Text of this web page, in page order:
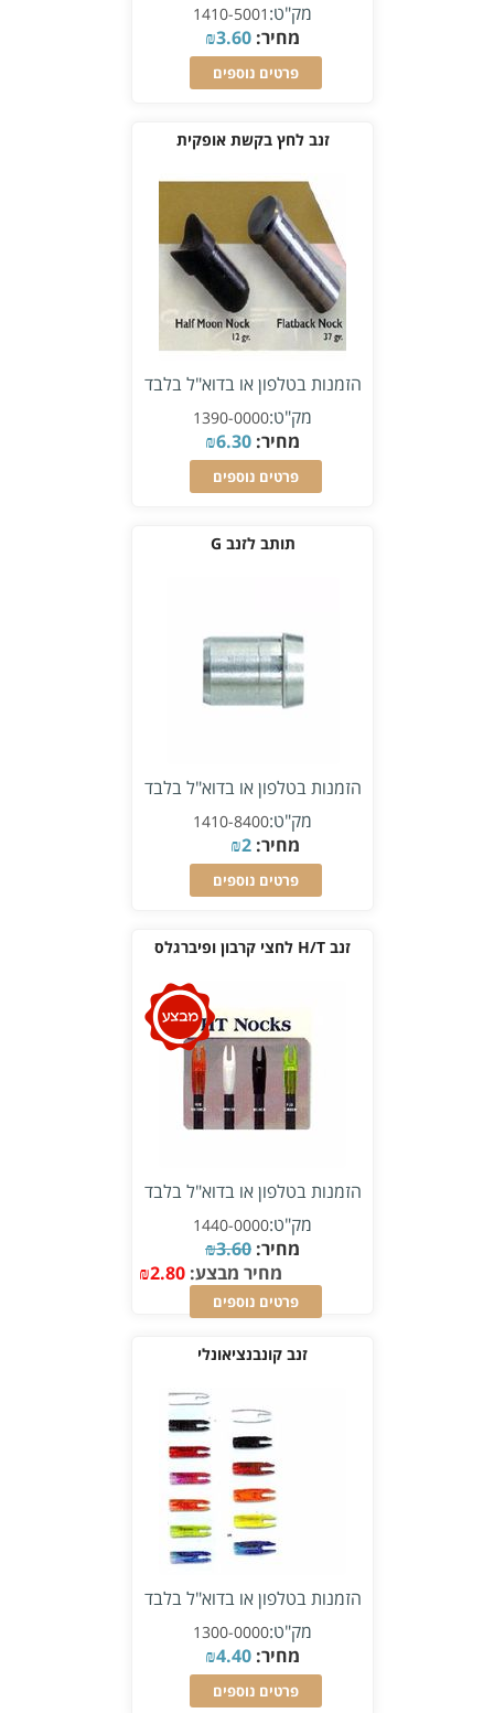
מק"ט: 1410-5001
מחיר: ₪3.60
פרטים נוספים
זנב לחץ בקשת אופקית
הזמנות בטלפון או בדוא"ל בלבד
מק"ט:1390-0000
מחיר: ₪6.30
פרטים נוספים
תותב לזנב G
הזמנות בטלפון או בדוא"ל בלבד
מק"ט:1410-8400
מחיר: ₪2
פרטים נוספים
זנב H/T לחצי קרבון ופיברגלס
הזמנות בטלפון או בדוא"ל בלבד
מק"ט:1440-0000
מחיר: ₪3.60
מחיר מבצע:
₪2.80
פרטים נוספים
זנב קונבנציאונלי
הזמנות בטלפון או בדוא"ל בלבד
מק"ט:1300-0000
מחיר: ₪4.40
פרטים נוספים